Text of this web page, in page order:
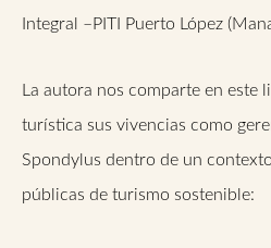
Integral –PITI Puerto López
La autora nos comparte en este
turística sus vivencias como
Spondylus dentro de un
públicas de turismo sostenible: